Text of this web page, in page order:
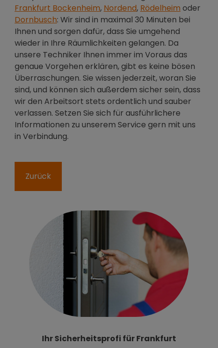
Zurück
Ihr Sicherheitsprofi für Frankfurt
Frankfurt Bockenheim, Nordend, Rödelheim oder
Dornbusch: Wir sind in maximal 30 Minuten bei
Ihnen und sorgen dafür, dass Sie umgehend
wieder in Ihre Räumlichkeiten gelangen. Da
unsere Techniker Ihnen immer im Voraus das
genaue Vorgehen erklären, gibt es keine bösen
Überraschungen. Sie wissen jederzeit, woran Sie
sind, und können sich außerdem sicher sein, dass
wir den Arbeitsort stets ordentlich und sauber
verlassen. Setzen Sie sich für ausführlichere
Informationen zu unserem Service gern mit uns
in Verbindung.